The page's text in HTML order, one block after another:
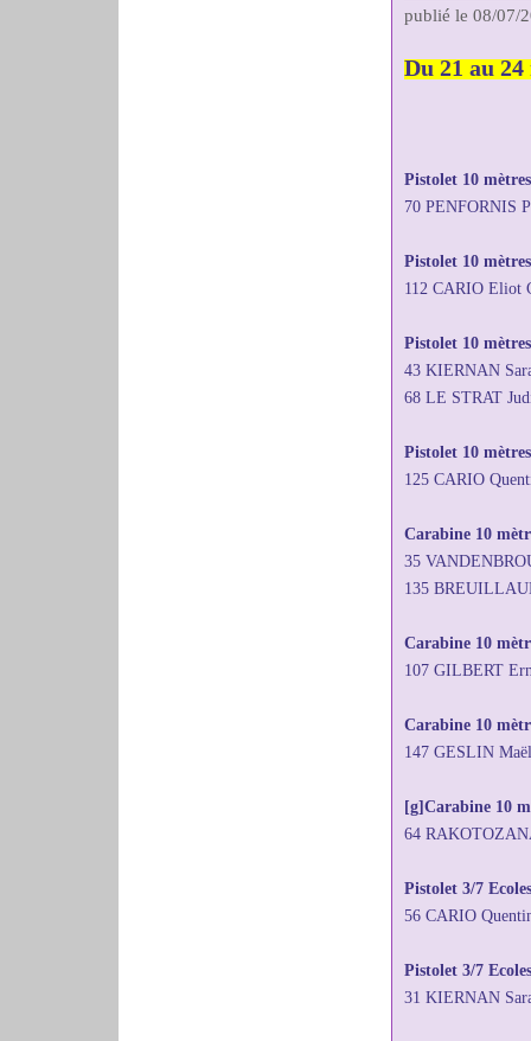
publié le 08/07/
Du 21 au
Pistolet 10
70 PENFORNIS
Pistolet 10
112 CARIO Eliot
Pistolet 10
43 KIERNAN
68 LE STRAT
Pistolet 10
125 CARIO
Carabine 10
35
135
Carabine 10
107 GILBERT
Carabine 10
147 GESLIN
[g]Carabine 10
64
Pistolet 3/7
56 CARIO
Pistolet 3/7
31 KIERNAN